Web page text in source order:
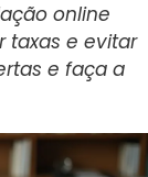
online
taxas e evitar
e faça a